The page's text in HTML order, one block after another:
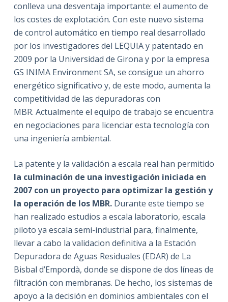
conlleva una desventaja importante: el aumento de
los costes de explotación. Con este nuevo sistema
de control automático en tiempo real desarrollado
por los investigadores del LEQUIA y patentado en
2009 por la Universidad de Girona y por la empresa
GS INIMA Environment SA, se consigue un ahorro
energético significativo y, de este modo, aumenta la
competitividad de las depuradoras con
MBR. Actualmente el equipo de trabajo se encuentra
en negociaciones para licenciar esta tecnología con
una ingeniería ambiental.
La patente y la validación a escala real han permitido
la culminación de una investigación iniciada en
2007 con un proyecto para optimizar la gestión y
la operación de los MBR. Durante este tiempo se
han realizado estudios a escala laboratorio, escala
piloto ya escala semi-industrial para, finalmente,
llevar a cabo la validacion definitiva a la Estación
Depuradora de Aguas Residuales (EDAR) de La
Bisbal d’Empordà, donde se dispone de dos líneas de
filtración con membranas. De hecho, los sistemas de
apoyo a la decisión en dominios ambientales con el